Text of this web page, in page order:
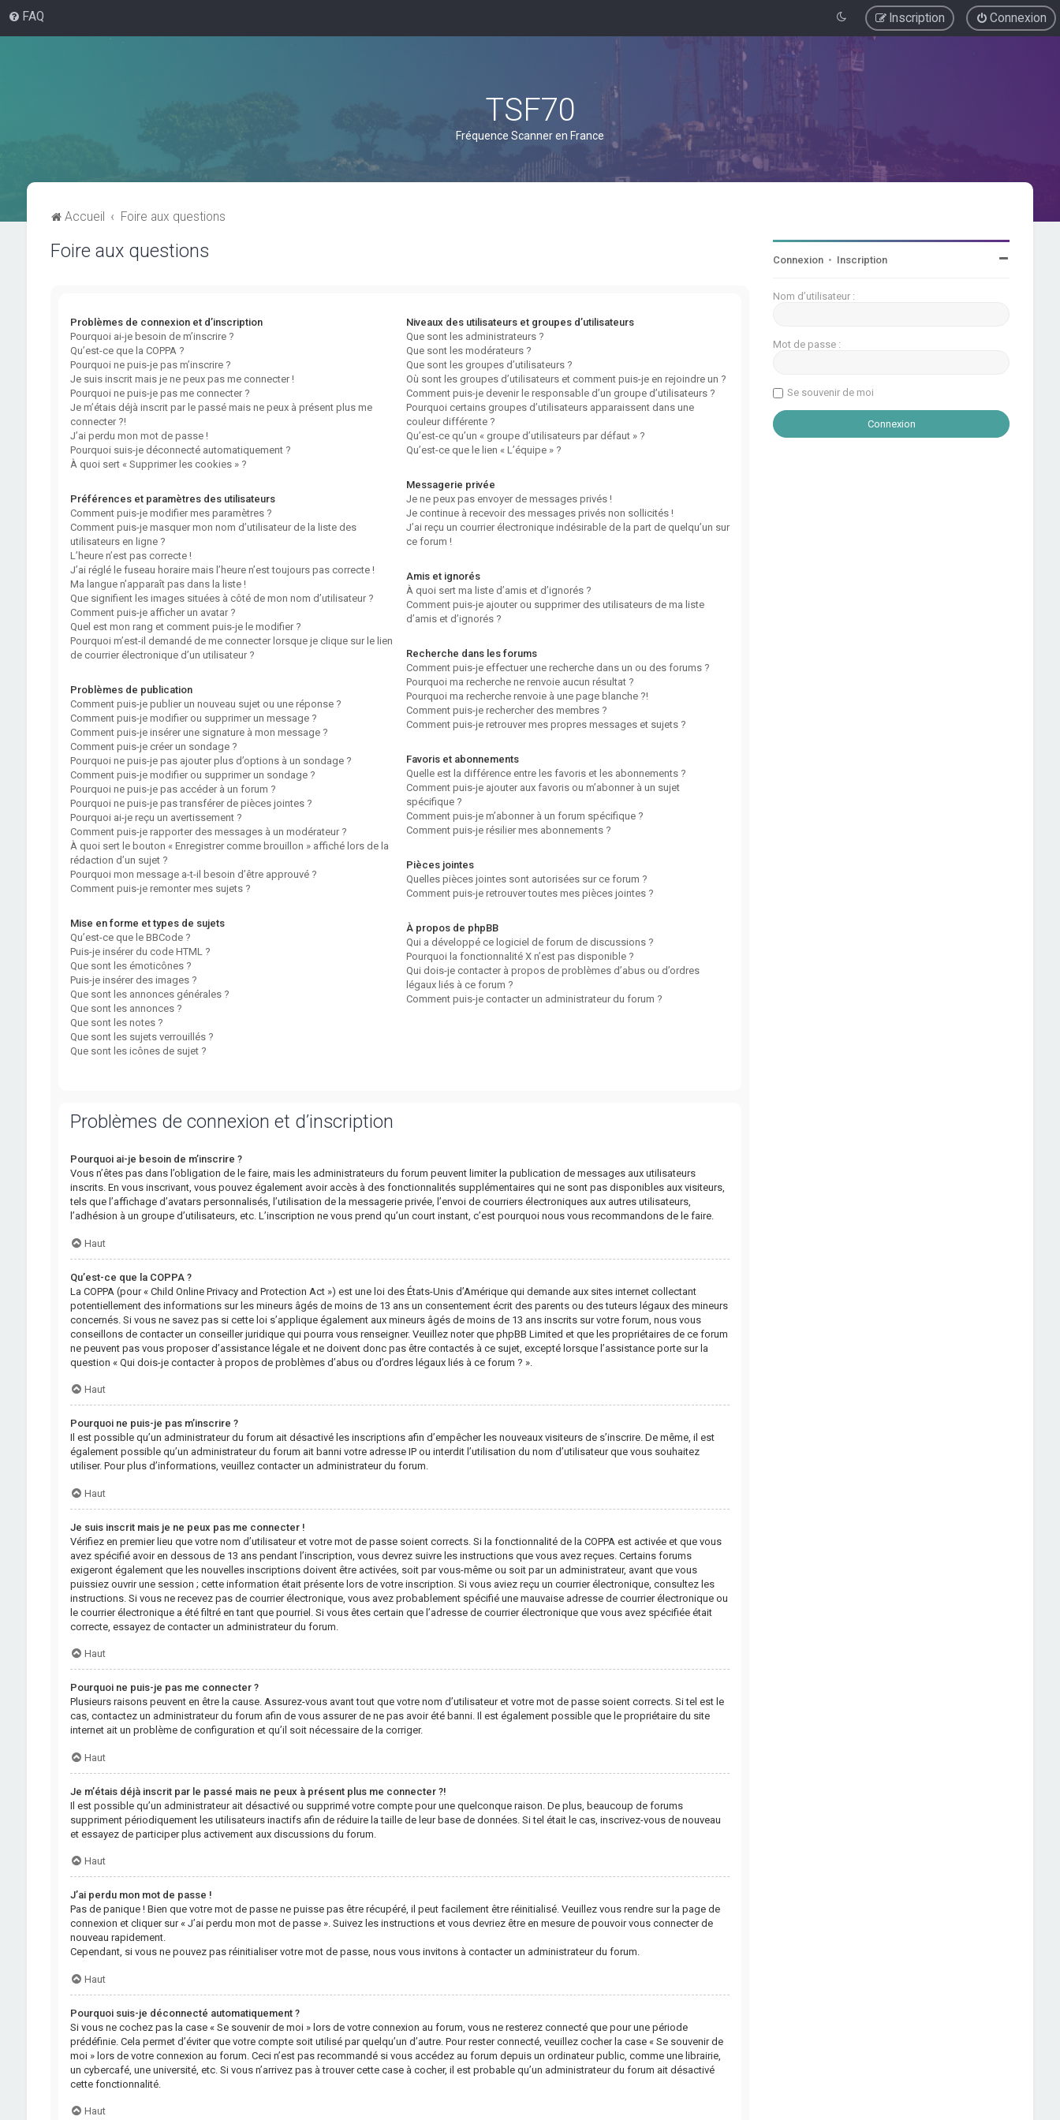
FAQ Connexion
Inscription
TSF70
Fréquence Scanner en France
Accueil Foire aux questions
Foire aux questions
Problèmes de connexion et d’inscription
Pourquoi ai-je besoin de m’inscrire ?
Qu’est-ce que la COPPA ?
Pourquoi ne puis-je pas m’inscrire ?
Je suis inscrit mais je ne peux pas me connecter !
Pourquoi ne puis-je pas me connecter ?
Je m’étais déjà inscrit par le passé mais ne peux à présent plus me
connecter ?!
J’ai perdu mon mot de passe !
Pourquoi suis-je déconnecté automatiquement ?
À quoi sert « Supprimer les cookies » ?
Préférences et paramètres des utilisateurs
Comment puis-je modifier mes paramètres ?
Comment puis-je masquer mon nom d’utilisateur de la liste des
utilisateurs en ligne ?
L’heure n’est pas correcte !
J’ai réglé le fuseau horaire mais l’heure n’est toujours pas correcte !
Ma langue n’apparaît pas dans la liste !
Que signifient les images situées à côté de mon nom d’utilisateur ?
Comment puis-je afficher un avatar ?
Quel est mon rang et comment puis-je le modifier ?
Pourquoi m’est-il demandé de me connecter lorsque je clique sur le lien
de courrier électronique d’un utilisateur ?
Problèmes de publication
Comment puis-je publier un nouveau sujet ou une réponse ?
Comment puis-je modifier ou supprimer un message ?
Comment puis-je insérer une signature à mon message ?
Comment puis-je créer un sondage ?
Pourquoi ne puis-je pas ajouter plus d’options à un sondage ?
Comment puis-je modifier ou supprimer un sondage ?
Pourquoi ne puis-je pas accéder à un forum ?
Pourquoi ne puis-je pas transférer de pièces jointes ?
Pourquoi ai-je reçu un avertissement ?
Comment puis-je rapporter des messages à un modérateur ?
À quoi sert le bouton « Enregistrer comme brouillon » affiché lors de la
rédaction d’un sujet ?
Pourquoi mon message a-t-il besoin d’être approuvé ?
Comment puis-je remonter mes sujets ?
Mise en forme et types de sujets
Qu’est-ce que le BBCode ?
Puis-je insérer du code HTML ?
Que sont les émoticônes ?
Puis-je insérer des images ?
Que sont les annonces générales ?
Que sont les annonces ?
Que sont les notes ?
Que sont les sujets verrouillés ?
Que sont les icônes de sujet ?
Niveaux des utilisateurs et groupes d’utilisateurs
Que sont les administrateurs ?
Que sont les modérateurs ?
Que sont les groupes d’utilisateurs ?
Où sont les groupes d’utilisateurs et comment puis-je en rejoindre un ?
Comment puis-je devenir le responsable d’un groupe d’utilisateurs ?
Pourquoi certains groupes d’utilisateurs apparaissent dans une
couleur différente ?
Qu’est-ce qu’un « groupe d’utilisateurs par défaut » ?
Qu’est-ce que le lien « L’équipe » ?
Messagerie privée
Je ne peux pas envoyer de messages privés !
Je continue à recevoir des messages privés non sollicités !
J’ai reçu un courrier électronique indésirable de la part de quelqu’un sur
ce forum !
Amis et ignorés
À quoi sert ma liste d’amis et d’ignorés ?
Comment puis-je ajouter ou supprimer des utilisateurs de ma liste
d’amis et d’ignorés ?
Recherche dans les forums
Comment puis-je effectuer une recherche dans un ou des forums ?
Pourquoi ma recherche ne renvoie aucun résultat ?
Pourquoi ma recherche renvoie à une page blanche ?!
Comment puis-je rechercher des membres ?
Comment puis-je retrouver mes propres messages et sujets ?
Favoris et abonnements
Quelle est la différence entre les favoris et les abonnements ?
Comment puis-je ajouter aux favoris ou m’abonner à un sujet
spécifique ?
Comment puis-je m’abonner à un forum spécifique ?
Comment puis-je résilier mes abonnements ?
Pièces jointes
Quelles pièces jointes sont autorisées sur ce forum ?
Comment puis-je retrouver toutes mes pièces jointes ?
À propos de phpBB
Qui a développé ce logiciel de forum de discussions ?
Pourquoi la fonctionnalité X n’est pas disponible ?
Qui dois-je contacter à propos de problèmes d’abus ou d’ordres
légaux liés à ce forum ?
Comment puis-je contacter un administrateur du forum ?
Problèmes de connexion et d’inscription
Pourquoi ai-je besoin de m’inscrire ?
Vous n’êtes pas dans l’obligation de le faire, mais les administrateurs du forum peuvent limiter la publication de messages aux utilisateurs
inscrits. En vous inscrivant, vous pouvez également avoir accès à des fonctionnalités supplémentaires qui ne sont pas disponibles aux visiteurs,
tels que l’affichage d’avatars personnalisés, l’utilisation de la messagerie privée, l’envoi de courriers électroniques aux autres utilisateurs,
l’adhésion à un groupe d’utilisateurs, etc. L’inscription ne vous prend qu’un court instant, c’est pourquoi nous vous recommandons de le faire.
Haut
Qu’est-ce que la COPPA ?
La COPPA (pour « Child Online Privacy and Protection Act ») est une loi des États-Unis d’Amérique qui demande aux sites internet collectant
potentiellement des informations sur les mineurs âgés de moins de 13 ans un consentement écrit des parents ou des tuteurs légaux des mineurs
concernés. Si vous ne savez pas si cette loi s’applique également aux mineurs âgés de moins de 13 ans inscrits sur votre forum, nous vous
conseillons de contacter un conseiller juridique qui pourra vous renseigner. Veuillez noter que phpBB Limited et que les propriétaires de ce forum
ne peuvent pas vous proposer d’assistance légale et ne doivent donc pas être contactés à ce sujet, excepté lorsque l’assistance porte sur la
question « Qui dois-je contacter à propos de problèmes d’abus ou d’ordres légaux liés à ce forum ? ».
Haut
Pourquoi ne puis-je pas m’inscrire ?
Il est possible qu’un administrateur du forum ait désactivé les inscriptions afin d’empêcher les nouveaux visiteurs de s’inscrire. De même, il est
également possible qu’un administrateur du forum ait banni votre adresse IP ou interdit l’utilisation du nom d’utilisateur que vous souhaitez
utiliser. Pour plus d’informations, veuillez contacter un administrateur du forum.
Haut
Je suis inscrit mais je ne peux pas me connecter !
Vérifiez en premier lieu que votre nom d’utilisateur et votre mot de passe soient corrects. Si la fonctionnalité de la COPPA est activée et que vous
avez spécifié avoir en dessous de 13 ans pendant l’inscription, vous devrez suivre les instructions que vous avez reçues. Certains forums
exigeront également que les nouvelles inscriptions doivent être activées, soit par vous-même ou soit par un administrateur, avant que vous
puissiez ouvrir une session ; cette information était présente lors de votre inscription. Si vous aviez reçu un courrier électronique, consultez les
instructions. Si vous ne recevez pas de courrier électronique, vous avez probablement spécifié une mauvaise adresse de courrier électronique ou
le courrier électronique a été filtré en tant que pourriel. Si vous êtes certain que l’adresse de courrier électronique que vous avez spécifiée était
correcte, essayez de contacter un administrateur du forum.
Haut
Pourquoi ne puis-je pas me connecter ?
Plusieurs raisons peuvent en être la cause. Assurez-vous avant tout que votre nom d’utilisateur et votre mot de passe soient corrects. Si tel est le
cas, contactez un administrateur du forum afin de vous assurer de ne pas avoir été banni. Il est également possible que le propriétaire du site
internet ait un problème de configuration et qu’il soit nécessaire de la corriger.
Haut
Je m’étais déjà inscrit par le passé mais ne peux à présent plus me connecter ?!
Il est possible qu’un administrateur ait désactivé ou supprimé votre compte pour une quelconque raison. De plus, beaucoup de forums
suppriment périodiquement les utilisateurs inactifs afin de réduire la taille de leur base de données. Si tel était le cas, inscrivez-vous de nouveau
et essayez de participer plus activement aux discussions du forum.
Haut
J’ai perdu mon mot de passe !
Pas de panique ! Bien que votre mot de passe ne puisse pas être récupéré, il peut facilement être réinitialisé. Veuillez vous rendre sur la page de
connexion et cliquer sur « J’ai perdu mon mot de passe ». Suivez les instructions et vous devriez être en mesure de pouvoir vous connecter de
nouveau rapidement.
Cependant, si vous ne pouvez pas réinitialiser votre mot de passe, nous vous invitons à contacter un administrateur du forum.
Haut
Pourquoi suis-je déconnecté automatiquement ?
Si vous ne cochez pas la case « Se souvenir de moi » lors de votre connexion au forum, vous ne resterez connecté que pour une période
prédéfinie. Cela permet d’éviter que votre compte soit utilisé par quelqu’un d’autre. Pour rester connecté, veuillez cocher la case « Se souvenir de
moi » lors de votre connexion au forum. Ceci n’est pas recommandé si vous accédez au forum depuis un ordinateur public, comme une librairie,
un cybercafé, une université, etc. Si vous n’arrivez pas à trouver cette case à cocher, il est probable qu’un administrateur du forum ait désactivé
cette fonctionnalité.
Haut
Connexion • Inscription
Nom d’utilisateur :
Mot de passe :
Se souvenir de moi